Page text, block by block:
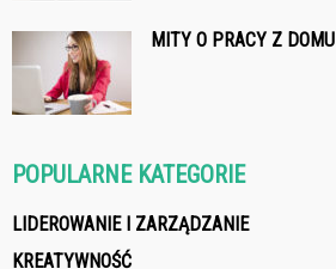
MITY O PRACY Z DOMU
POPULARNE KATEGORIE
LIDEROWANIE I ZARZĄDZANIE
KREATYWNOŚĆ